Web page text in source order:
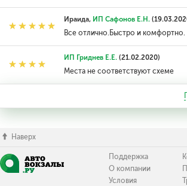
Ираида, ИП Сафонов Е.Н.
Все отлично.Быстро и комфортно.
ИП Гриднев Е.Е.(21.02.2020)
Места не соответствуют схеме
Наверх
Поддержка
О компании
Условия